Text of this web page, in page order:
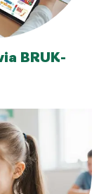
BRUK-